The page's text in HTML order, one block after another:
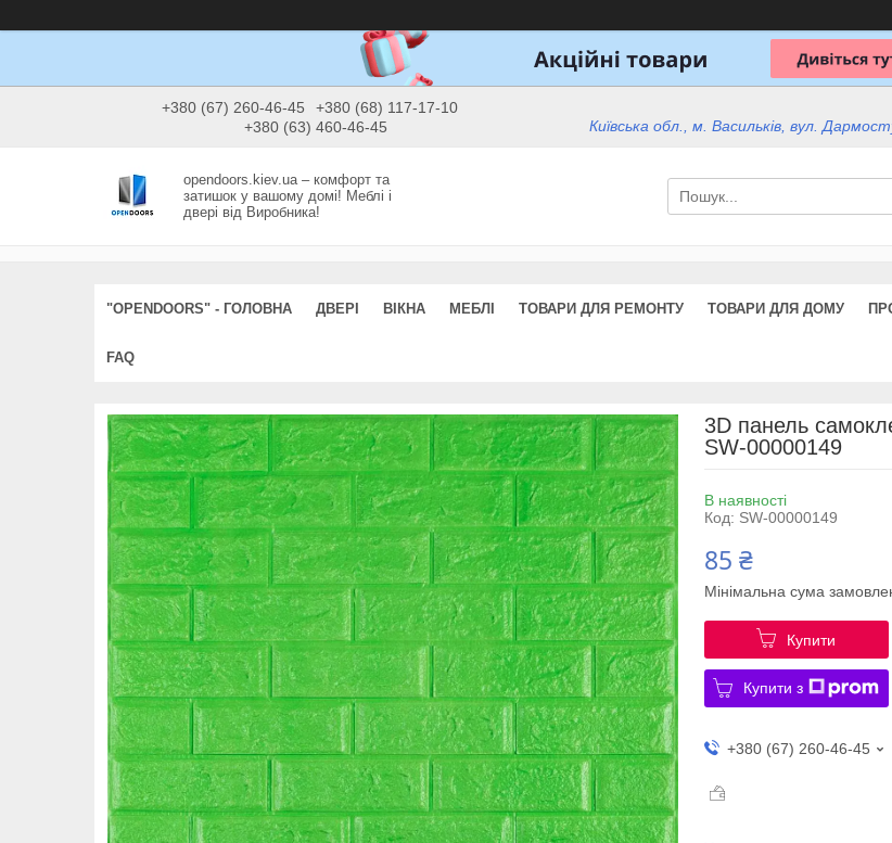
+380 (67) 260-46-45
+380 (68) 117-17-10
+380 (63) 460-46-45
Київська обл., м. Васильків, вул.
opendoors.kiev.ua – комфорт та
затишок у вашому домі! Меблі і
двері від Виробника!
"OPENDOORS" - ГОЛОВНА ДВЕРІ ВІКНА МЕБЛІ ТОВАРИ ДЛЯ РЕМОНТУ ТОВАРИ ДЛЯ ДОМУ
FAQ
3D панель
SW-00000149
В наявності
Код: SW-00000149
85 ₴
Мінімальна сума
Купити
Купити з
+380 (67) 260-46-45